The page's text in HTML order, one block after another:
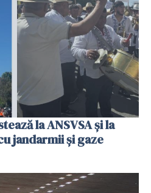
la ANSVSA și la
jandarmii și gaze